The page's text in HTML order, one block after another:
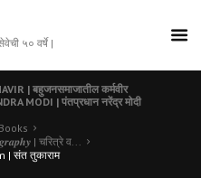
५० वर्षे |
| बहुजनसमाजातील कर्मवीर
MODI | पंतप्रधान नरेंद्र मोदी
Books
| चरित्रे व...
| संत तुकाराम